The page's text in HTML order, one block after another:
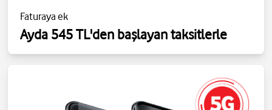
Faturaya ek
Ayda 545 TL'den başlayan taksitlerle